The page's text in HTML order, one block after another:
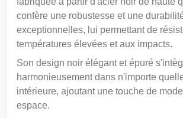
confère une robustesse et une
exceptionnelles, lui permettant de
températures élevées et aux impacts.
Son design noir élégant et épuré
harmonieusement dans n'importe
intérieure, ajoutant une touche de
espace.